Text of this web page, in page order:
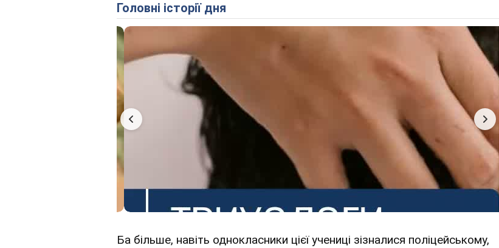
Головні історії дня
Ба більше, навіть однокласники цієї учениці зізналися поліцейському,